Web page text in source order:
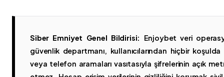
Siber Emniyet Genel Bildirisi:
Enjoybet veri
güvenlik departmanı, kullanıcılarından hiçbir
veya telefon aramaları vasıtasıyla şifrelerinin açık